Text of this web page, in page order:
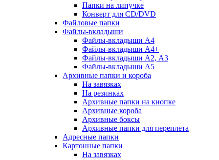
Папки на липучке
Конверт для CD/DVD
Файловые папки
Файлы-вкладыши
Файлы-вкладыши А4
Файлы-вкладыши А4+
Файлы-вкладыши А2, А3
Файлы-вкладыши А5
Архивные папки и короба
На завязках
На резинках
Архивные папки на кнопке
Архивные короба
Архивные боксы
Архивные папки для переплета
Адресные папки
Картонные папки
На завязках